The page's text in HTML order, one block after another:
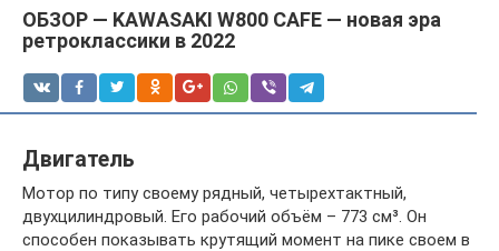
ОБЗОР — KAWASAKI W800 CAFE — новая эра
ретроклассики в 2022
Двигатель
Мотор по типу своему рядный, четырехтактный,
двухцилиндровый. Его рабочий объём – 773 см³. Он
способен показывать крутящий момент на пике своем в